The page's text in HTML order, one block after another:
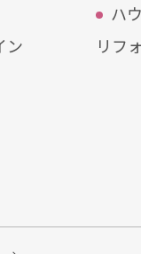
ン
ハ
リフ